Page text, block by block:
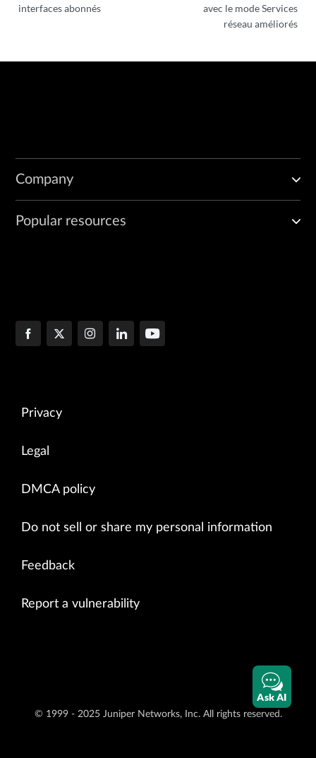
interfaces abonnés
avec le mode Services
réseau améliorés
Company
Popular resources
Privacy
Legal
DMCA policy
Do not sell or share my personal information
Feedback
Report a vulnerability
© 1999 - 2025 Juniper Networks, Inc. All rights reserved.
Ask AI